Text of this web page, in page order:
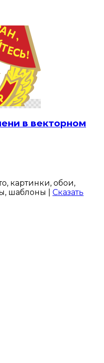
в векторном
картинки, обои,
шаблоны | Сказать